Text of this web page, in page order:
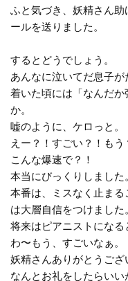
ふと気づき、妖精さん
ールを送りました。
するとどうでしょう。
あんなに泣いてだ息子
着いた頃には「なんだ
か。
嘘のように、ケロっと。
えー？！すごい？！もう
こんな爆速で？！
本当にびっくりしました
本番は、ミスなく止ま
は大層自信をつけました
将来はピアニストになる
わ〜もう、すごいなぁ。
妖精さんありがとうござ
なんとお礼をしたらいい